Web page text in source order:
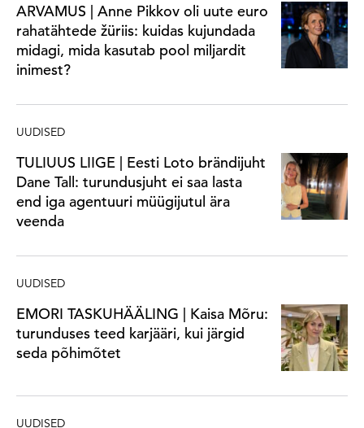
ARVAMUS | Anne Pikkov oli uute euro
rahatähtede žüriis: kuidas kujundada
midagi, mida kasutab pool miljardit
inimest?
UUDISED
TULIUUS LIIGE | Eesti Loto brändijuht
Dane Tall: turundusjuht ei saa lasta
end iga agentuuri müügijutul ära
veenda
UUDISED
EMORI TASKUHÄÄLING | Kaisa Mõru:
turunduses teed karjääri, kui järgid
seda põhimõtet
UUDISED